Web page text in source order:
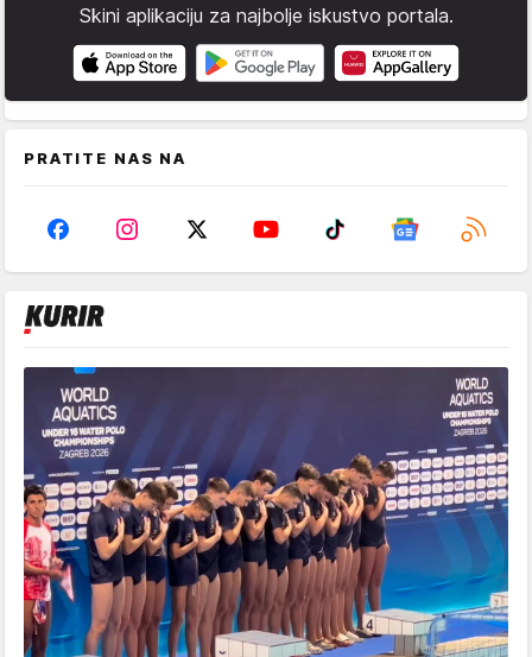
Skini aplikaciju za najbolje iskustvo portala.
PRATITE NAS NA